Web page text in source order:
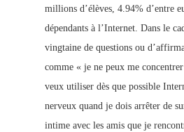
millions d’élèves, 4.94% d’entre
dépendants à l’Internet. Dans le
vingtaine de questions ou
comme « je ne peux me
veux utiliser dès que possible
nerveux quand je dois arrêter de
intime avec les amis que je